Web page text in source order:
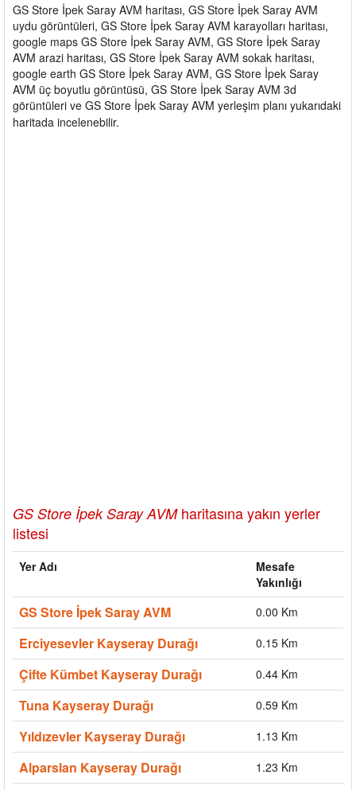
GS Store İpek Saray AVM haritası, GS Store İpek Saray AVM
uydu görüntüleri, GS Store İpek Saray AVM karayolları haritası,
google maps GS Store İpek Saray AVM, GS Store İpek Saray
AVM arazi haritası, GS Store İpek Saray AVM sokak haritası,
google earth GS Store İpek Saray AVM, GS Store İpek Saray
AVM üç boyutlu görüntüsü, GS Store İpek Saray AVM 3d
görüntüleri ve GS Store İpek Saray AVM yerleşim planı yukarıdaki
haritada incelenebilir.
GS Store İpek Saray AVMharitasına yakın yerler
listesi
Yer Adı
Mesafe
Yakınlığı
GS Store İpek Saray AVM 0.00 Km
Erciyesevler Kayseray Durağı 0.15 Km
Çifte Kümbet Kayseray Durağı 0.44 Km
Tuna Kayseray Durağı 0.59 Km
Yıldızevler Kayseray Durağı 1.13 Km
Alparslan Kayseray Durağı 1.23 Km